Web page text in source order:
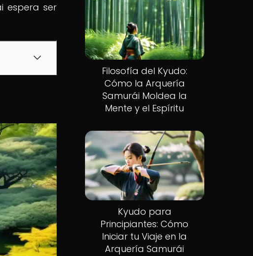
espera ser
Filosofía del Kyudo:
Cómo la Arquería
Samurái Moldea la
Mente y el Espíritu
Kyudo para
Principiantes: Cómo
Iniciar tu Viaje en la
Arquería Samurái